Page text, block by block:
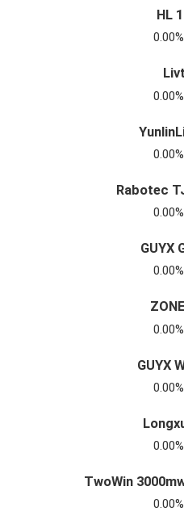
HL
Rabotec
GUYX
GUYX
TwoWin